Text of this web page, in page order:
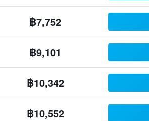
฿7,752
฿9,101
฿10,342
฿10,552